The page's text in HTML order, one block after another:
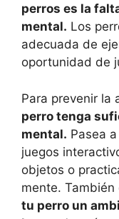
perros es la
mental. Los
adecuada de
oportunidad de
Para prevenir la
perro tenga
mental. Pasea
juegos
objetos o
mente.
tu perro un